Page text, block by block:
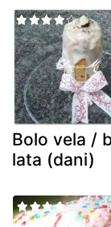
Bolo vela /
lata (dani)